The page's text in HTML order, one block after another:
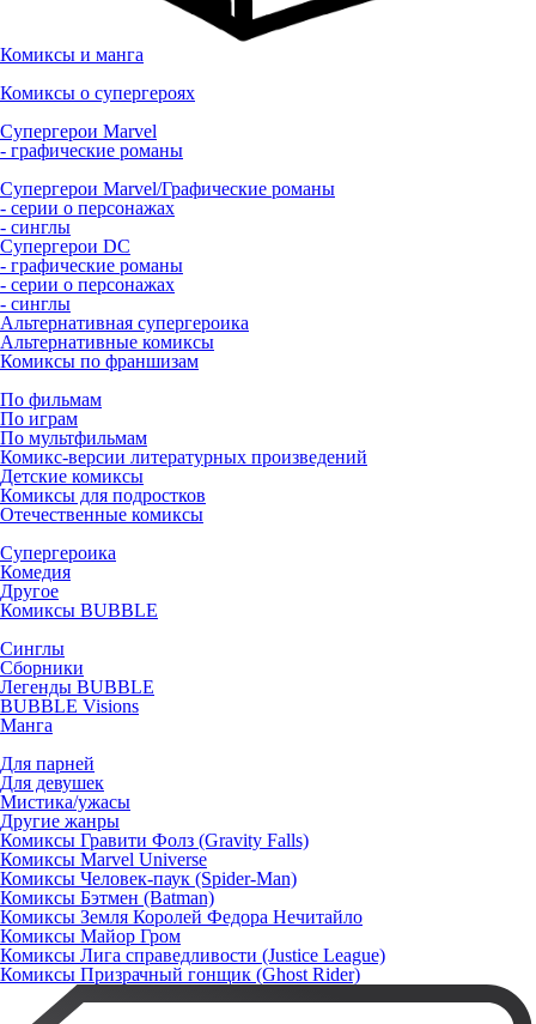
Комиксы и манга
Комиксы о супергероях
Супергерои Marvel
- графические романы
Супергерои Marvel/Графические романы
- серии о персонажах
- синглы
Супергерои DC
- графические романы
- серии о персонажах
- синглы
Альтернативная супергероика
Альтернативные комиксы
Комиксы по франшизам
По фильмам
По играм
По мультфильмам
Комикс-версии литературных произведений
Детские комиксы
Комиксы для подростков
Отечественные комиксы
Супергероика
Комедия
Другое
Комиксы BUBBLE
Синглы
Сборники
Легенды BUBBLE
BUBBLE Visions
Манга
Для парней
Для девушек
Мистика/ужасы
Другие жанры
Комиксы Гравити Фолз (Gravity Falls)
Комиксы Marvel Universe
Комиксы Человек-паук (Spider-Man)
Комиксы Бэтмен (Batman)
Комиксы Земля Королей Федора Нечитайло
Комиксы Майор Гром
Комиксы Лига справедливости (Justice League)
Комиксы Призрачный гонщик (Ghost Rider)